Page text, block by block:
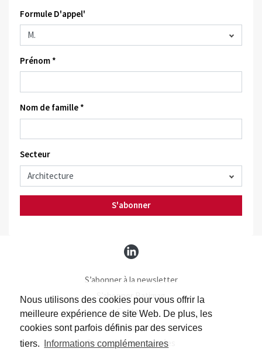
Nous utilisons des cookies pour vous offrir la
meilleure expérience de site Web. De plus, les
cookies sont parfois définis par des services
tiers.
Informations complémentaires
Formule D'appel'
Prénom *
Nom de famille *
Secteur
S'abonner
S’abonner à la newsletter
S’abonner Batimag
Contact
Impressum
Protection des données